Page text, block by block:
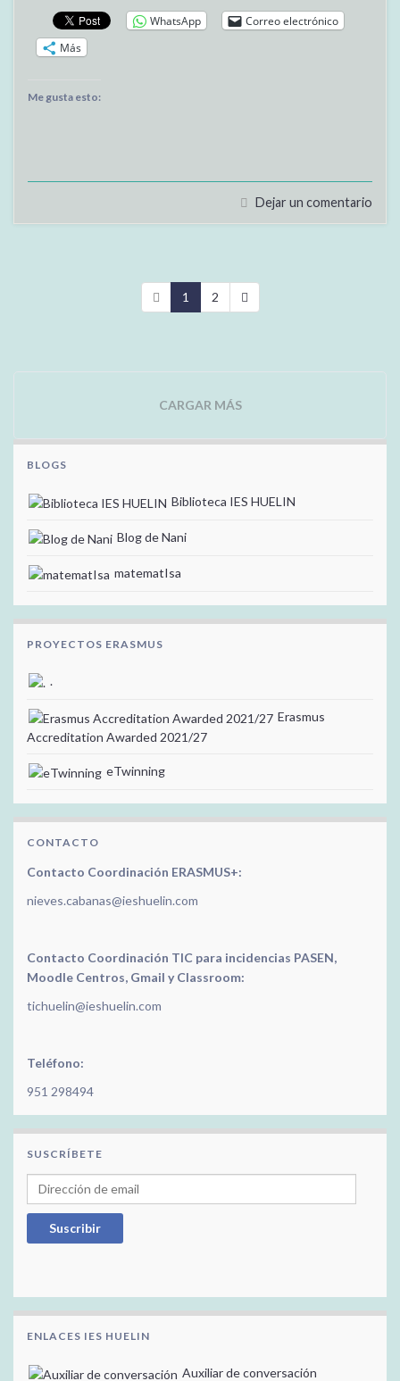
WhatsApp
Correo electrónico
Más
Me gusta esto:
Dejar un comentario
1 2
CARGAR MÁS
BLOGS
Biblioteca IES HUELIN
Blog de Nani
matematIsa
PROYECTOS ERASMUS
.
Erasmus
Accreditation Awarded 2021/27
eTwinning
CONTACTO
Contacto Coordinación ERASMUS+:
nieves.cabanas@ieshuelin.com
Contacto Coordinación TIC para incidencias PASEN,
Moodle Centros, Gmail y Classroom:
tichuelin@ieshuelin.com
Teléfono:
951 298494
SUSCRÍBETE
Dirección de email
Suscribir
ENLACES IES HUELIN
Auxiliar de conversación